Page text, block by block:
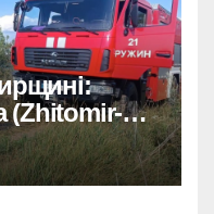
(Zhitomir-